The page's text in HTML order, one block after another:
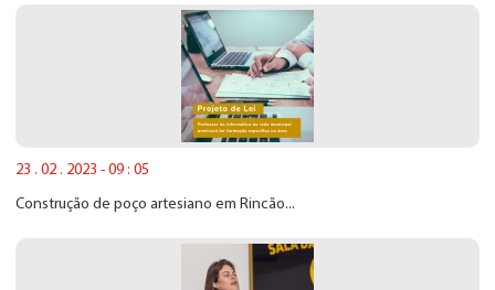
23 . 02 . 2023 - 09 : 05
Construção de poço artesiano em Rincão...